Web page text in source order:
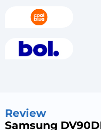
Review
Samsung